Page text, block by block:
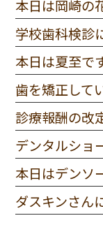
本日は岡崎の
学校歯科検診
本日は夏至です
歯を矯正し
診療報酬の改
デンタルショ
ダスキンさん